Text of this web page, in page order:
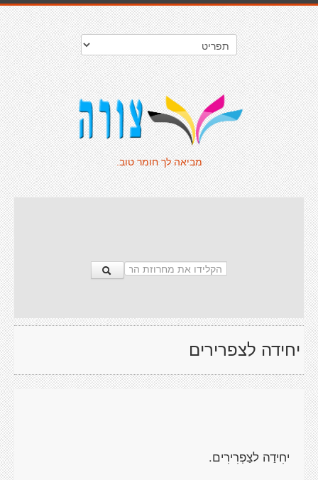
מביאה לך חומר טוב.
יחידה לצפרירים
יחִידַה לצַפְרִירִים.